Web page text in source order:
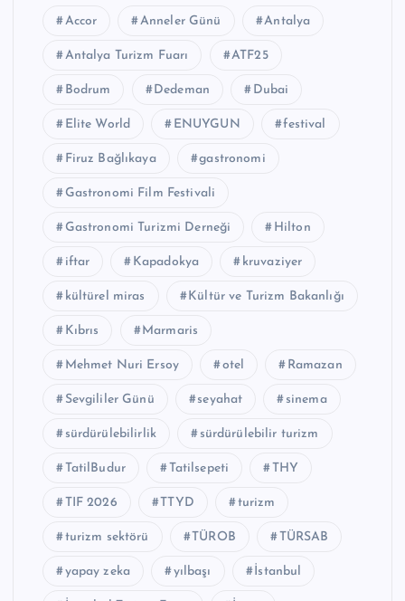
Accor Anneler Günü Antalya
Antalya Turizm Fuarı ATF25
Bodrum Dedeman Dubai
Elite World ENUYGUN festival
Firuz Bağlıkaya gastronomi
Gastronomi Film Festivali
Gastronomi Turizmi Derneği Hilton
iftar Kapadokya kruvaziyer
kültürel miras Kültür ve Turizm Bakanlığı
Kıbrıs Marmaris
Mehmet Nuri Ersoy otel Ramazan
Sevgililer Günü seyahat sinema
sürdürülebilirlik sürdürülebilir turizm
TatilBudur Tatilsepeti THY
TIF 2026 TTYD turizm
turizm sektörü TÜROB TÜRSAB
yapay zeka yılbaşı İstanbul